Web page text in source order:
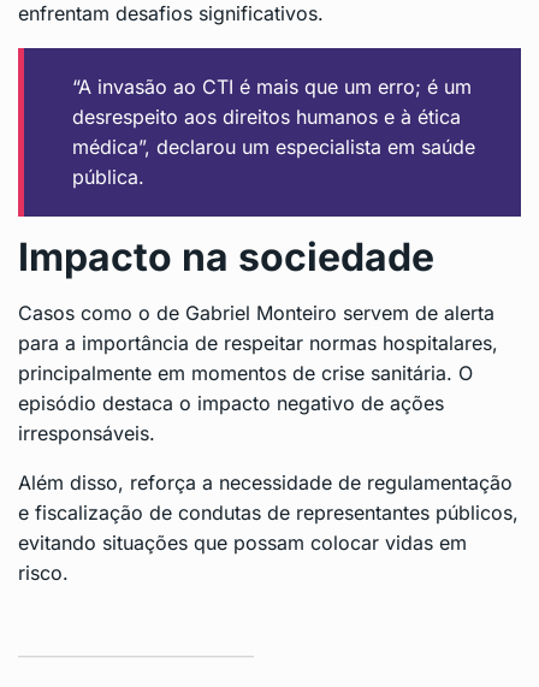
enfrentam desafios significativos.
“A invasão ao CTI é mais que um erro; é um
desrespeito aos direitos humanos e à ética
médica”, declarou um especialista em saúde
pública.
Impacto na sociedade
Casos como o de Gabriel Monteiro servem de alerta
para a importância de respeitar normas hospitalares,
principalmente em momentos de crise sanitária. O
episódio destaca o impacto negativo de ações
irresponsáveis.
Além disso, reforça a necessidade de regulamentação
e fiscalização de condutas de representantes públicos,
evitando situações que possam colocar vidas em
risco.